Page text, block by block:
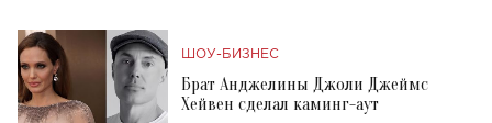
ШОУ-БИЗНЕС
Брат Анджелины Джоли Джеймс
Хейвен сделал каминг-аут